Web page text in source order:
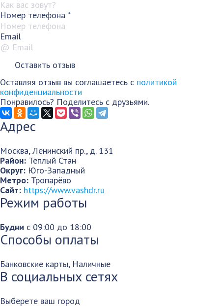
Номер телефона *
Email
Оставляя отзыв вы соглашаетесь с политикой
конфиденциальности
Понравилось? Поделитесь с друзьями.
Адрес
Москва,Ленинский пр., д. 131
Район: Теплый Стан
Округ: Юго-Западный
Метро: Тропарёво
Сайт: https://www.vashdr.ru
Режим работы
Будни c 09:00 до 18:00
Способы оплаты
Банковские карты, Наличные
В социальных сетях
Выберете ваш город